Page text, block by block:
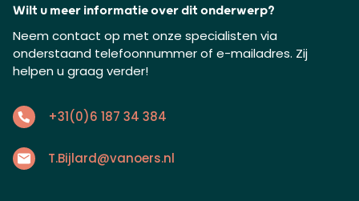
Wilt u meer informatie over dit onderwerp?
Neem contact op met onze specialisten via
onderstaand telefoonnummer of e-mailadres. Zij
helpen u graag verder!
+31(0)6 187 34 384
T.Bijlard@vanoers.nl